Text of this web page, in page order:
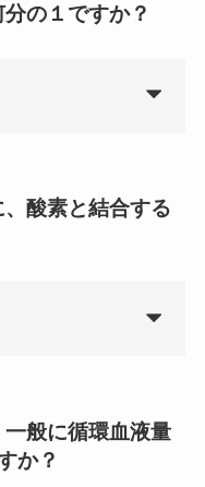
の１ですか？
酸素と結合する
般に循環血液量
か？